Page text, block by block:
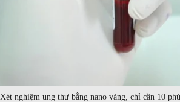
Xét nghiệm ung thư bằng nano vàng, chỉ cần 10